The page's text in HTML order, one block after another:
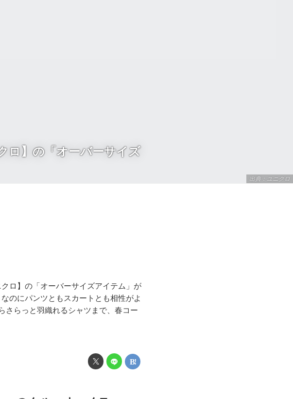
出典：ユニクロ
ロ】の「オーバーサイズ
ロ】の「オーバーサイズアイテム」が
のにパンツともスカートとも相性がよ
さらっと羽織れるシャツまで、春コー